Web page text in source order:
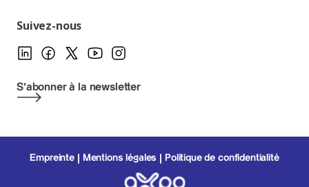
Suivez-nous
S'abonner à la newsletter
Empreinte Mentions légales Politique de confidentialité